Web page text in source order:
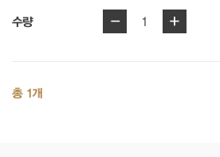
수량 - 1 +
총 1개